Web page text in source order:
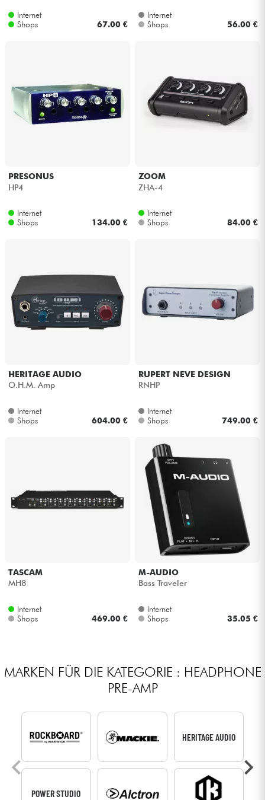
Internet
Shops
67.00 €
Internet
Shops
56.00 €
PRESONUS
HP4
Internet
Shops
134.00 €
ZOOM
ZHA-4
Internet
Shops
84.00 €
HERITAGE AUDIO
O.H.M. Amp
Internet
Shops
604.00 €
RUPERT NEVE DESIGN
RNHP
Internet
Shops
749.00 €
TASCAM
MH8
Internet
Shops
469.00 €
M-AUDIO
Bass Traveler
Internet
Shops
35.05 €
MARKEN FÜR DIE KATEGORIE : HEADPHONE
PRE-AMP
POWER STUDIO
HERITAGE AUDIO